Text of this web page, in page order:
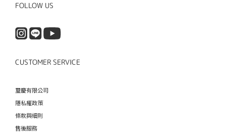
FOLLOW US
CUSTOMER SERVICE
璽慶有限公司
隱私權政策
條款與細則
售後服務